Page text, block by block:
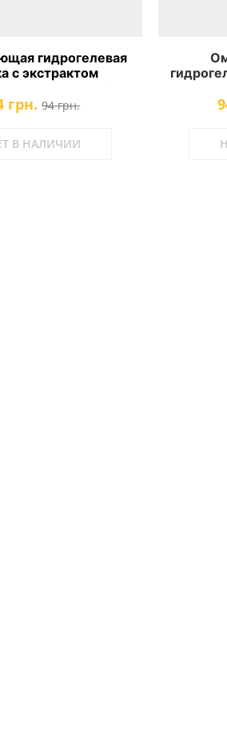
гидрогелевая
с экстрактом
розы Koelf
Rose Mask
грн. 94 грн.
В НАЛИЧИИ